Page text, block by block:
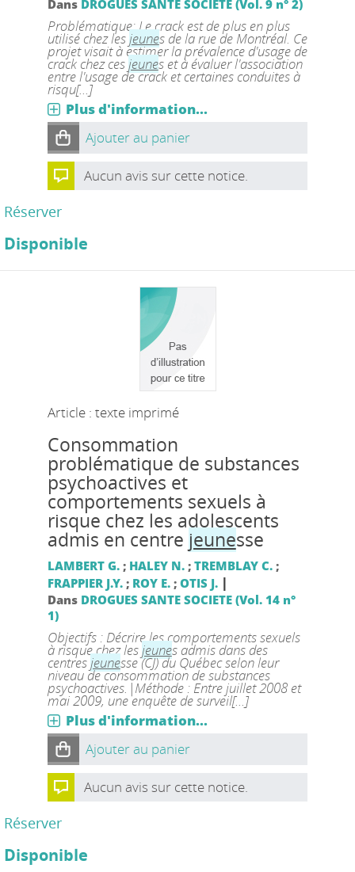
Dans DROGUES SANTE SOCIETE (Vol. 9 n° 2)
Problématique: Le crack est de plus en plus
utilisé chez lesjeunes de la rue de Montréal. Ce
projet visait à estimer la prévalence d'usage de
crack chez cesjeunes et à évaluer l'association
entre l'usage de crack et certaines conduites à
risqu[...]
Plus d'information...
Ajouter au panier
Aucun avis sur cette notice.
Réserver
Disponible
Article : texte imprimé
Consommation
problématique de substances
psychoactives et
comportements sexuels à
risque chez les adolescents
admis en centre jeunesse
LAMBERT G.; HALEY N.; TREMBLAY C.;
FRAPPIER J.Y.; ROY E.; OTIS J. |
Dans DROGUES SANTE SOCIETE (Vol. 14 n°
1)
Objectifs : Décrire les comportements sexuels
à risque chez lesjeunes admis dans des
centresjeunesse (CJ) du Québec selon leur
niveau de consommation de substances
psychoactives.|Méthode : Entre juillet 2008 et
mai 2009, une enquête de surveil[...]
Plus d'information...
Ajouter au panier
Aucun avis sur cette notice.
Réserver
Disponible